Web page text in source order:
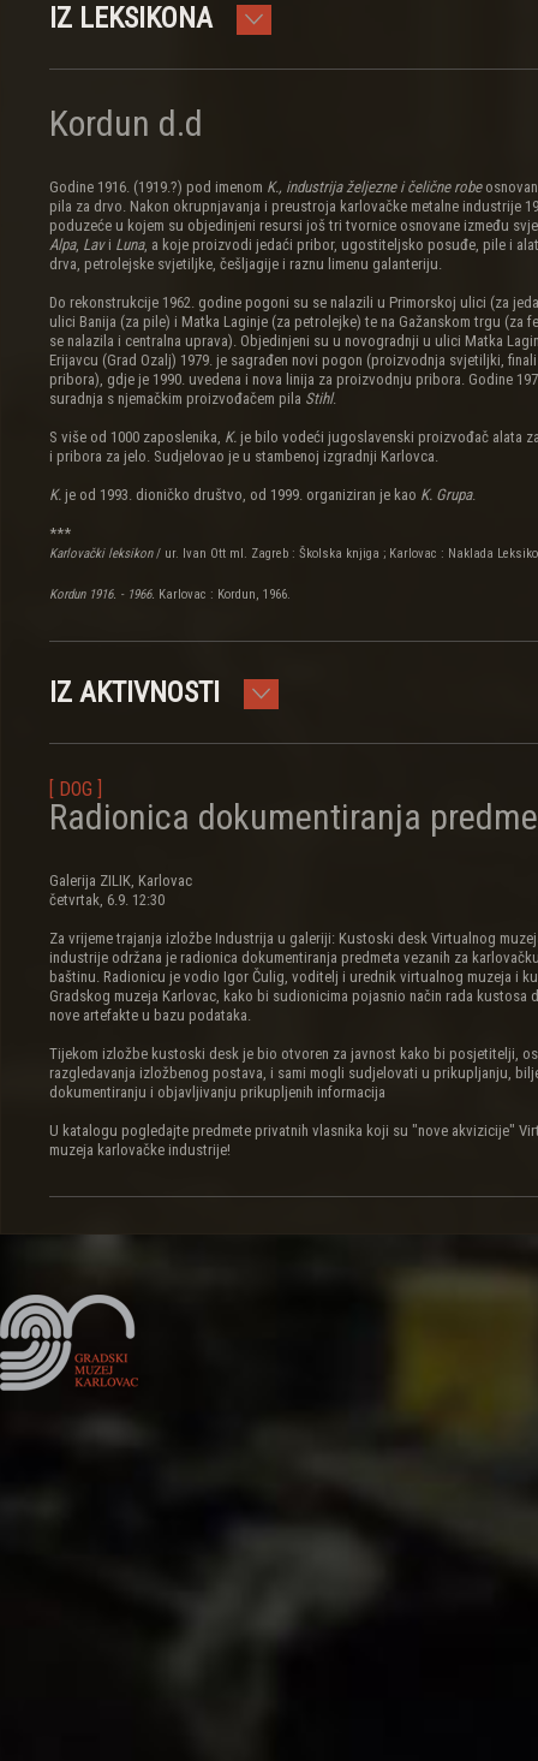
IZ LEKSIKONA
Kordun d.d
Godine 1916. (1919.?) pod imenom K., industrija željezne i čelične robe
pila za drvo. Nakon okrupnjavanja i preustroja karlovačke metalne industrije
poduzeće u kojem su objedinjeni resursi još tri tvornice osnovane između
Alpa, Lavi Luna, a koje proizvodi jedaći pribor, ugostiteljsko posuđe, pile i
drva, petrolejske svjetiljke, češljagije i raznu limenu galanteriju.
Do rekonstrukcije 1962. godine pogoni su se nalazili u Primorskoj ulici (za
ulici Banija (za pile) i Matka Laginje (za petrolejke) te na Gažanskom trgu (za
se nalazila i centralna uprava). Objedinjeni su u novogradnji u ulici Matka
Erijavcu (Grad Ozalj) 1979. je sagrađen novi pogon (proizvodnja svjetiljki,
pribora), gdje je 1990. uvedena i nova linija za proizvodnju pribora. Godine
suradnja s njemačkim proizvođačem pila Stihl.
S više od 1000 zaposlenika, K. je bilo vodeći jugoslavenski proizvođač alata
i pribora za jelo. Sudjelovao je u stambenoj izgradnji Karlovca.
K. je od 1993. dioničko društvo, od 1999. organiziran je kao K. Grupa.
***
Karlovački leksikon/ ur. Ivan Ott ml. Zagreb : Školska knjiga ; Karlovac : Naklada
Kordun 1916. - 1966. Karlovac : Kordun, 1966.
IZ AKTIVNOSTI
[ DOG ]
Radionica dokumentiranja
Galerija ZILIK, Karlovac
četvrtak, 6.9. 12:30
Za vrijeme trajanja izložbe Industrija u galeriji: Kustoski desk Virtualnog
industrije održana je radionica dokumentiranja predmeta vezanih za
baštinu. Radionicu je vodio Igor Čulig, voditelj i urednik virtualnog muzeja i
Gradskog muzeja Karlovac, kako bi sudionicima pojasnio način rada kustosa
nove artefakte u bazu podataka.
Tijekom izložbe kustoski desk je bio otvoren za javnost kako bi posjetitelji,
razgledavanja izložbenog postava, i sami mogli sudjelovati u prikupljanju,
dokumentiranju i objavljivanju prikupljenih informacija
U katalogu pogledajte predmete privatnih vlasnika koji su "nove akvizicije"
muzeja karlovačke industrije!